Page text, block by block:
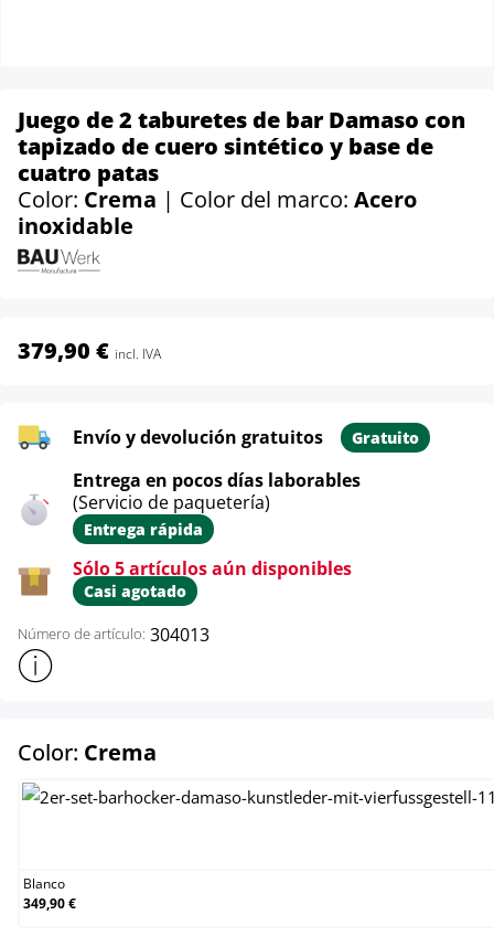
Juego de 2 taburetes de bar Damaso con
tapizado de cuero sintético y base de
cuatro patas
Color: Crema | Color del marco: Acero
inoxidable
379,90 € incl. IVA
Envío y devolución gratuitos Gratuito
Entrega en pocos días laborables
(Servicio de paquetería)
Entrega rápida
Sólo 5 artículos aún disponibles
Casi agotado
Número de artículo: 304013
Mostrar más información sobre el producto
Color: Crema
Blanco
349,90 €